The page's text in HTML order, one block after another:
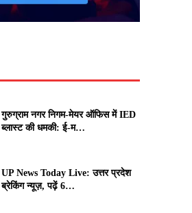
गुरुग्राम नगर निगम-मेयर ऑफिस में IED
ब्लास्ट की धमकी: ई-म…
UP News Today Live: उत्तर प्रदेश
ब्रेकिंग न्यूज़, पढ़ें 6…